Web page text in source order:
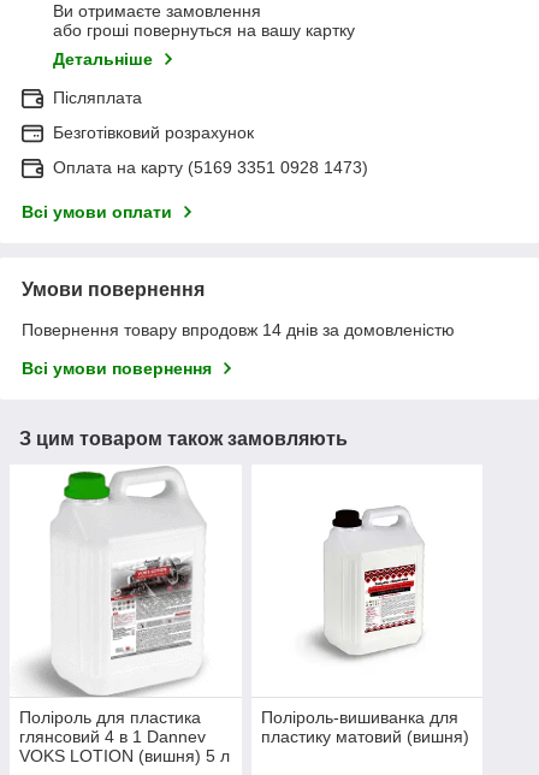
Ви отримаєте замовлення
або гроші повернуться на вашу картку
Детальніше
Післяплата
Безготівковий розрахунок
Оплата на карту (5169 3351 0928 1473)
Всі умови оплати
Умови повернення
Повернення товару впродовж 14 днів за домовленістю
Всі умови повернення
З цим товаром також замовляють
Поліроль для пластика
глянсовий 4 в 1 Dannev
VOKS LOTION (вишня) 5 л
Поліроль-вишиванка для
пластику матовий (вишня)